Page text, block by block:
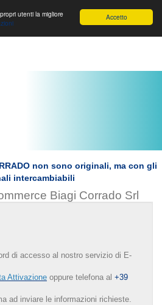
Accetto
utenti la migliore
Toggle
navigation
Toggle
s.r.l.
non sono originali, ma con gli
intercambiabili
Biagi Corrado Srl
di accesso al nostro servizio di E-
Attivazione oppure telefona al +39
ad inviare le informazioni richieste.